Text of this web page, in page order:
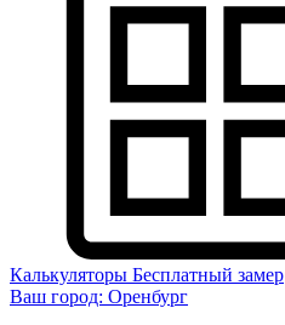
Калькуляторы Бесплатный замер
Ваш город: Оренбург